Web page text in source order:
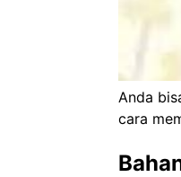
Anda
cara